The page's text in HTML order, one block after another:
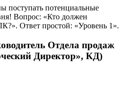
поступать потенциальные
Вопрос: «Кто должен
Ответ простой: «Уровень 1».
Отдела продаж
Директор», КД)